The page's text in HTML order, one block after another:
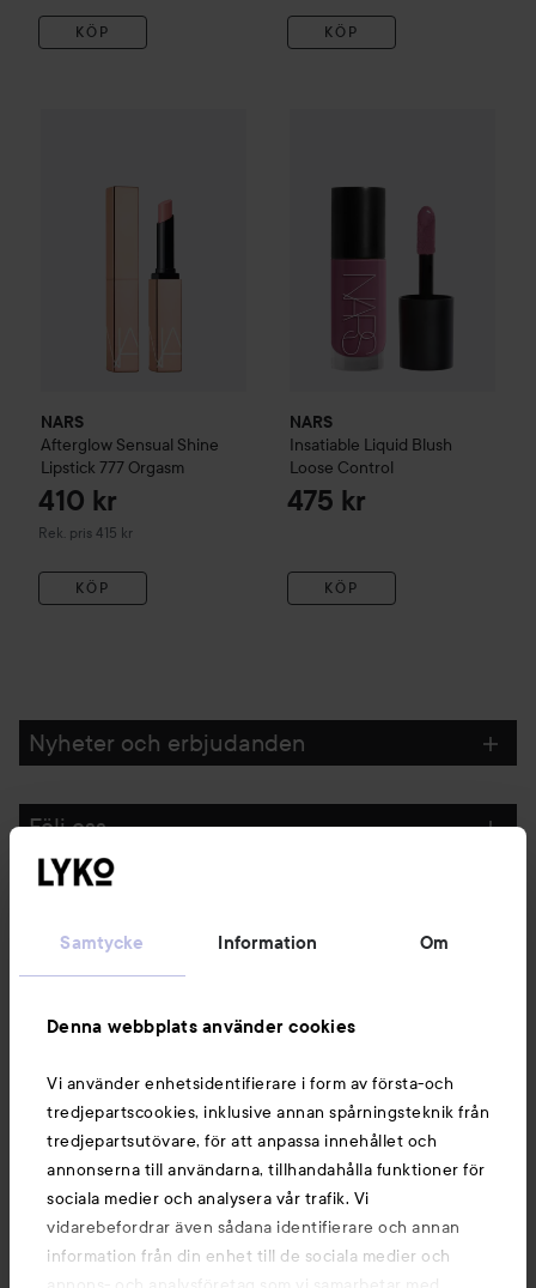
Samtycke Information Om
Denna webbplats använder cookies
Vi använder enhetsidentifierare i form av första-och
tredjepartscookies, inklusive annan spårningsteknik från
tredjepartsutövare, för att anpassa innehållet och
annonserna till användarna, tillhandahålla funktioner för
sociala medier och analysera vår trafik. Vi
vidarebefordrar även sådana identifierare och annan
information från din enhet till de sociala medier och
KÖP KÖP
NARS
Afterglow Sensual Shine
Lipstick 777 Orgasm
410 kr
Rek. pris 415 kr
Rekommenderat pris 415 kr
KÖP
NARS
Insatiable Liquid Blush
Loose Control
475 kr
KÖP
Nyheter och erbjudanden
Följ oss
Du kanske också gillar